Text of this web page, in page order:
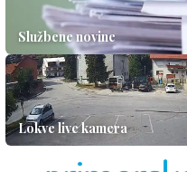
Službene novine
Lokve live kamera